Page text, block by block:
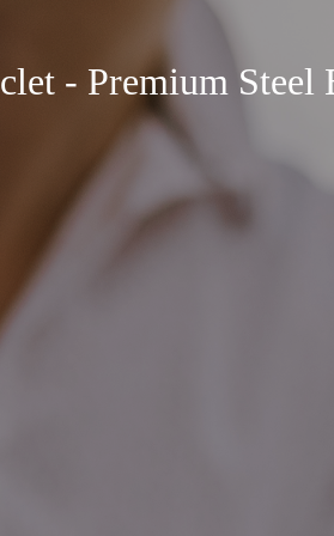
- Premium Steel